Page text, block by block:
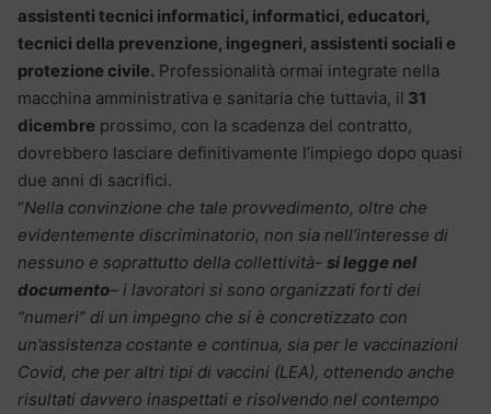
assistenti tecnici informatici, informatici, educatori,
tecnici della prevenzione, ingegneri, assistenti sociali e
protezione civile. Professionalità ormai integrate nella
macchina amministrativa e sanitaria che tuttavia, il 31
dicembre prossimo, con la scadenza del contratto,
dovrebbero lasciare definitivamente l’impiego dopo quasi
due anni di sacrifici.
“Nella convinzione che tale provvedimento, oltre che
evidentemente discriminatorio, non sia nell’interesse di
nessuno e soprattutto della collettività- si legge nel
documento– i lavoratori si sono organizzati forti dei
“numeri” di un impegno che si è concretizzato con
un’assistenza costante e continua, sia per le vaccinazioni
Covid, che per altri tipi di vaccini (LEA), ottenendo anche
risultati davvero inaspettati e risolvendo nel contempo